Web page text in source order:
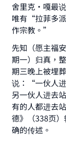
舍里克·嘎最
唯有“拉菲多
作宗教。”
先知（愿主福
期一）归真，
期三晚上被埋
说：“一伙人
另一伙人进去
有的人都进去
德》（338页
确的传述。